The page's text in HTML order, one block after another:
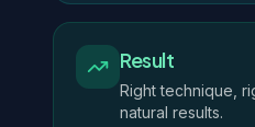
Result
Right technique,
natural results.